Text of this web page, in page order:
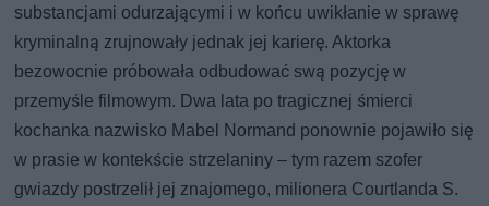
substancjami odurzającymi i w końcu uwikłanie w sprawę
kryminalną zrujnowały jednak jej karierę. Aktorka
bezowocnie próbowała odbudować swą pozycję w
przemyśle filmowym. Dwa lata po tragicznej śmierci
kochanka nazwisko Mabel Normand ponownie pojawiło się
w prasie w kontekście strzelaniny – tym razem szofer
gwiazdy postrzelił jej znajomego, milionera Courtlanda S.